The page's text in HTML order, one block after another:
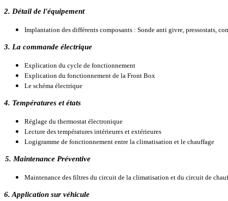
2. Détail de l'équipement
Implantation des différents composants : Sonde anti givre, pressostats,
3. La commande électrique
Explication du cycle de fonctionnement
Explication du fonctionnement de la Front Box
Le schéma électrique
4. Températures et états
Réglage du thermostat électronique
Lecture des températures intérieures et extérieures
Logigramme de fonctionnement entre la climatisation et le chauffage
5. Maintenance Préventive
Maintenance des filtres du circuit de la climatisation et du circuit de
6. Application sur véhicule